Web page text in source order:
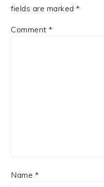
fields are marked*
Comment*
Name *